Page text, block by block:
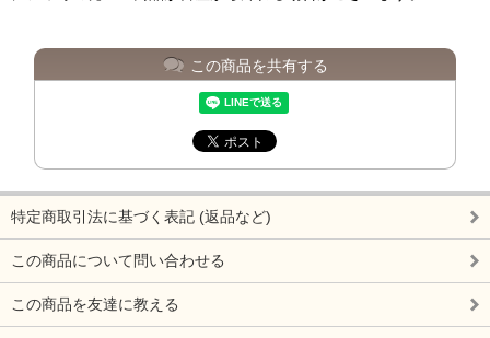
この商品を共有する
特定商取引法に基づく表記 (返品など)
この商品について問い合わせる
この商品を友達に教える